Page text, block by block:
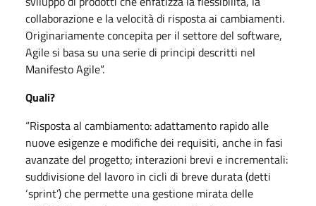
collaborazione e la velocità di risposta ai cambiamenti.
Originariamente concepita per il settore del software,
Agile si basa su una serie di principi descritti nel
Manifesto Agile”.
Quali?
“Risposta al cambiamento: adattamento rapido alle
nuove esigenze e modifiche dei requisiti, anche in fasi
avanzate del progetto; interazioni brevi e incrementali:
suddivisione del lavoro in cicli di breve durata (detti
‘sprint’) che permette una gestione mirata delle